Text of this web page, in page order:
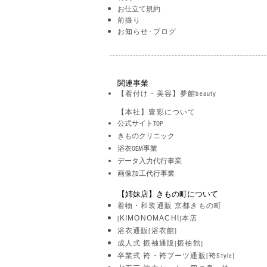
お仕立て規約
前撮り
お知らせ･ブログ
関連事業
【着付け・美容】夢館beauty
【本社】豊彩について
公式サイトTOP
きものクリニック
浴衣OEM事業
データ入力代行事業
​画像加工代行事業
【姉妹店】きもの町について
着物・和装通販 京都きもの町
[KIMONOMACHI]本店
浴衣通販[浴衣館]
成人式 振袖通販[振袖館]
卒業式 袴・袴ブーツ通販 [袴Style]